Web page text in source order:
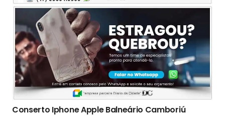
Conserto Iphone Apple Balneário Camboriú